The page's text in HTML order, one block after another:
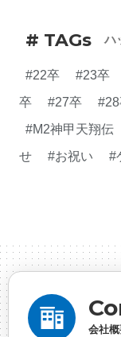
# TAGs ハ
#22卒 #23卒
卒
#27卒
#M2神甲天翔伝
せ
#お祝い #
#ゲ
#シ
デザイナー
#
ラム愛
事業実績
#事
会社